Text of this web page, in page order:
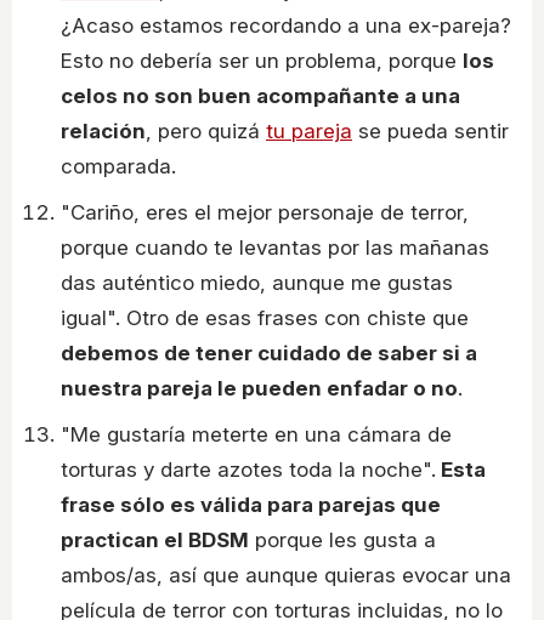
¿Acaso estamos recordando a una ex-pareja?
Esto no debería ser un problema, porque los
celos no son buen acompañante a una
relación, pero quizá tu pareja se pueda sentir
comparada.
"Cariño, eres el mejor personaje de terror,
porque cuando te levantas por las mañanas
das auténtico miedo, aunque me gustas
igual". Otro de esas frases con chiste que
debemos de tener cuidado de saber si a
nuestra pareja le pueden enfadar o no.
"Me gustaría meterte en una cámara de
torturas y darte azotes toda la noche". Esta
frase sólo es válida para parejas que
practican el BDSM porque les gusta a
ambos/as, así que aunque quieras evocar una
película de terror con torturas incluidas, no lo